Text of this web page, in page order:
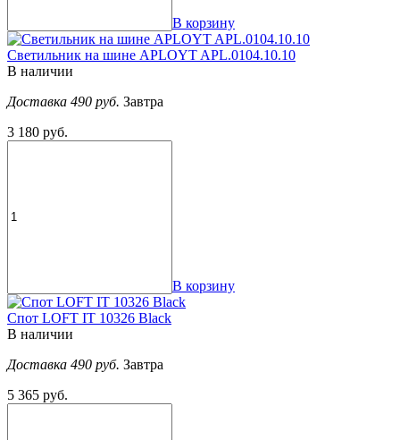
В корзину
Светильник на шине APLOYT APL.0104.10.10
В наличии
Доставка 490 руб. Завтра
3 180 руб.
В корзину
Спот LOFT IT 10326 Black
В наличии
Доставка 490 руб. Завтра
5 365 руб.